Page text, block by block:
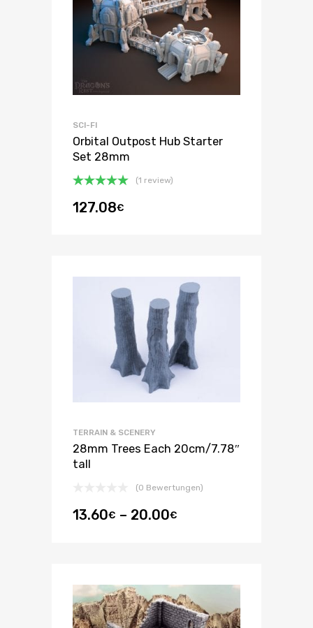
SCI-FI
Orbital Outpost Hub Starter
Set 28mm
mit5.00
(1 review)
127.08€
TERRAIN & SCENERY
28mm Trees Each 20cm/7.78″
tall
(0 Bewertungen)
13.60€ – 20.00€